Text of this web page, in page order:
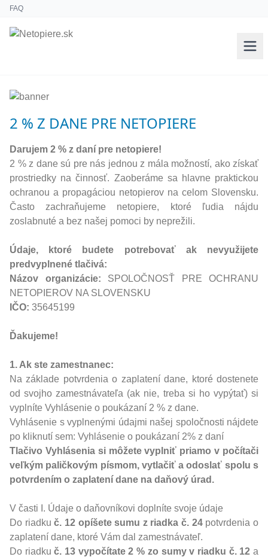
FAQ
2 % Z DANE PRE NETOPIERE
Darujem 2 % z daní pre netopiere!
2 % z dane sú pre nás jednou z mála možností, ako získať
prostriedky na činnosť. Zaoberáme sa hlavne praktickou
ochranou a propagáciou netopierov na celom Slovensku.
Často zachraňujeme netopiere, ktoré ľudia nájdu
zoslabnuté a bez našej pomoci by neprežili.
Údaje, ktoré budete potrebovať ak nevyužijete
predvyplnené tlačivá:
Názov organizácie: SPOLOČNOSŤ PRE OCHRANU
NETOPIEROV NA SLOVENSKU
IČO: 35645199
Ďakujeme!
1. Ak ste zamestnanec:
Na základe potvrdenia o zaplatení dane, ktoré dostenete
od svojho zamestnávateľa (ak nie, treba si ho vypýtať) si
vyplníte Vyhlásenie o poukázaní 2 % z dane.
Vyhlásenie s vyplnenými údajmi našej spoločnosti nájdete
po kliknutí sem: Vyhlásenie o poukázaní 2% z daní
Tlačivo Vyhlásenia si môžete vyplniť priamo v počítači
veľkým paličkovým písmom, vytlačiť a odoslať spolu s
potvrdením o zaplatení dane na daňový úrad.
V časti I. Údaje o daňovníkovi doplníte svoje údaje
Do riadkuč. 12 opíšete sumu z riadka č. 24potvrdenia o
zaplatení dane, ktoré Vám dal zamestnávateľ.
Do riadkuč. 13 vypočítate 2 % zo sumy v riadku č. 12 a